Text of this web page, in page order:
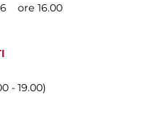
ore 16.00
- 19.00)